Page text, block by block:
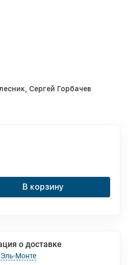
Сергей Горбачев
В корзину
о доставке
Эль-Монте